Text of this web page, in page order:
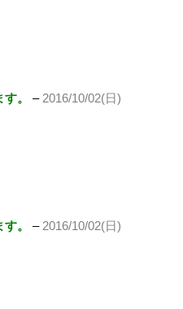
。 –2016/10/02(日)
。 –2016/10/02(日)